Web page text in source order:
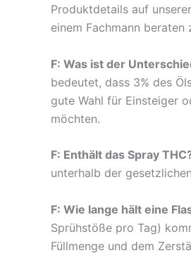
Produktdetails auf
einem Fachmann beraten
F: Was ist der
bedeutet, dass 3% des
gute Wahl für Einsteiger
möchten.
F: Enthält das Spray
unterhalb der
F: Wie lange hält eine
Sprühstöße pro Tag)
Füllmenge und dem